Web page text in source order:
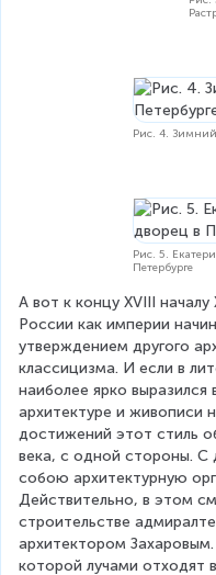
Рис. 4. Зимний
Рис. 5.
Петербурге
А вот к концу XVIII
России как империи
утверждением другого
классицизма. И если в
наиболее ярко выразился
архитектуре и живописи
достижений этот стиль
века, с одной стороны. С
собою архитектурную
Действительно, в этом
строительстве
архитектором
которой лучами отходят